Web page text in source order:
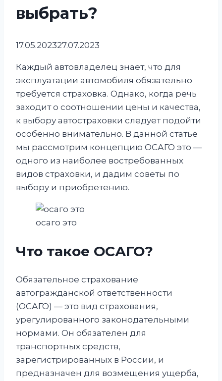
выбрать?
17.05.202327.07.2023
Каждый автовладелец знает, что для
эксплуатации автомобиля обязательно
требуется страховка. Однако, когда речь
заходит о соотношении цены и качества,
к выбору автостраховки следует подойти
особенно внимательно. В данной статье
мы рассмотрим концепцию ОСАГО это —
одного из наиболее востребованных
видов страховки, и дадим советы по
выбору и приобретению.
осаго это
Что такое ОСАГО?
Обязательное страхование
автогражданской ответственности
(ОСАГО) — это вид страхования,
урегулированного законодательными
нормами. Он обязателен для
транспортных средств,
зарегистрированных в России, и
предназначен для возмещения ущерба,